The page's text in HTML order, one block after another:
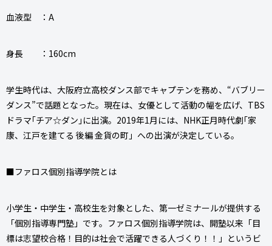
血液型 ：A
身長 ：160cm
学生時代は、大阪府立高校ダンス部でキャプテンを務め、“バブリー
ダンス”で話題となった。現在は、女優として活動の幅を広げ、TBS
ドラマ｢チア☆ダン｣に出演。2019年1月には、NHK正月時代劇｢家
康、江戸を建てる 後編 金貨の町」への出演が決定している。
■ファロス個別指導学院とは
小学生・中学生・高校生を対象とした、第一ゼミナールが提供する
「個別指導専門塾」です。ファロス個別指導学院は、開塾以来「目
標は志望校合格！目的は社会で活躍できる人づくり！！」というビ